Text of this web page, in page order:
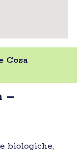
Cosa
–
biologiche,